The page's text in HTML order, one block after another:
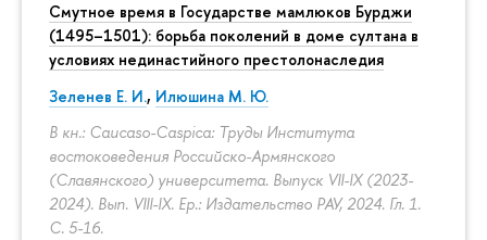
Смутное время в Государстве мамлюков Бурджи
(1495–1501): борьба поколений в доме султана в
условиях нединастийного престолонаследия
Зеленев Е. И., Илюшина М. Ю.
В кн.: Caucaso-Caspica: Труды Института
востоковедения Российско-Армянского
(Славянского) университета. Выпуск VII-IX (2023-
2024). Вып. VIII-IX. Ер.: Издательство РАУ, 2024. Гл. 1.
С. 5-16.